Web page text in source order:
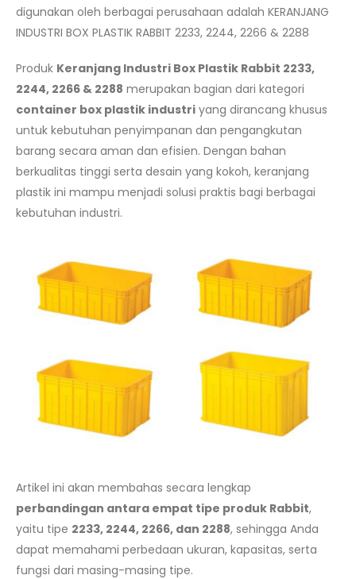
digunakan oleh berbagai perusahaan adalah KERANJANG
INDUSTRI BOX PLASTIK RABBIT 2233, 2244, 2266 & 2288
Produk Keranjang Industri Box Plastik Rabbit 2233,
2244, 2266 & 2288 merupakan bagian dari kategori
container box plastik industri yang dirancang khusus
untuk kebutuhan penyimpanan dan pengangkutan
barang secara aman dan efisien. Dengan bahan
berkualitas tinggi serta desain yang kokoh, keranjang
plastik ini mampu menjadi solusi praktis bagi berbagai
kebutuhan industri.
Artikel ini akan membahas secara lengkap
perbandingan antara empat tipe produk Rabbit,
yaitu tipe 2233, 2244, 2266, dan 2288, sehingga Anda
dapat memahami perbedaan ukuran, kapasitas, serta
fungsi dari masing-masing tipe.